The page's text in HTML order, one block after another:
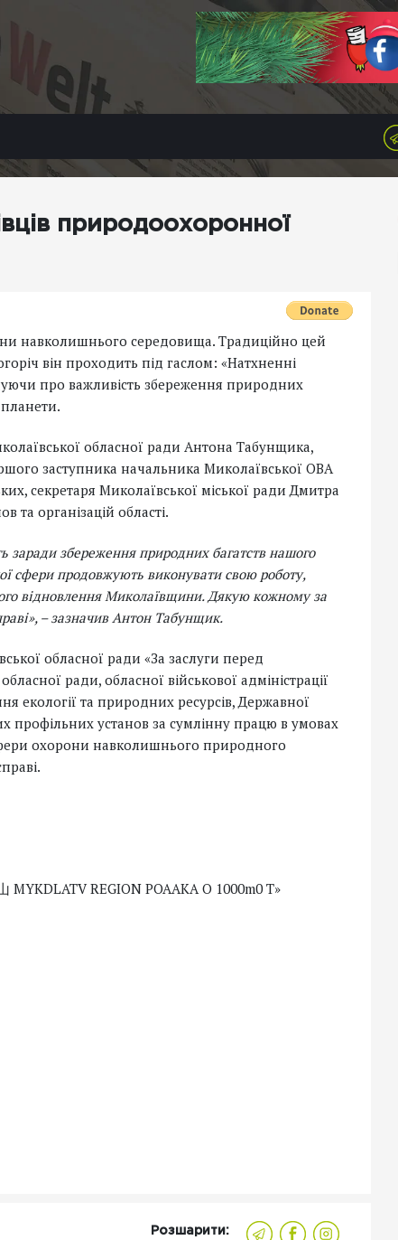
природоохоронної
навколишнього середовища. Традиційно цей
він проходить під гаслом: «Натхненні
про важливість збереження природних
планети.
обласної ради Антона Табунщика,
заступника начальника Миколаївської ОВА
секретаря Миколаївської міської ради Дмитра
та організацій області.
збереження природних багатств нашого
сфери продовжують виконувати свою роботу,
відновлення Миколаївщини. Дякую кожному за
– зазначив Антон Табунщик.
обласної ради «За заслуги перед
ради, обласної військової адміністрації
екології та природних ресурсів, Державної
профільних установ за сумлінну працю в умовах
охорони навколишнього природного
Розшарити: